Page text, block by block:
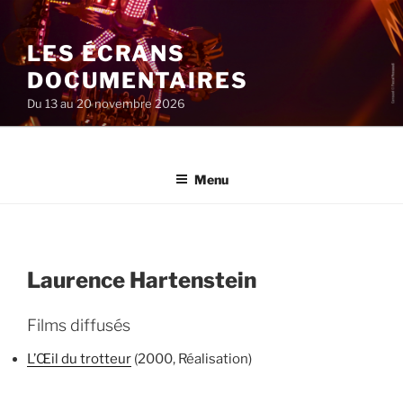
au
contenu
principal
LES ÉCRANS
DOCUMENTAIRES
Du 13 au 20 novembre 2026
Menu
Laurence Hartenstein
Films diffusés
L’Œil du trotteur (2000, Réalisation)